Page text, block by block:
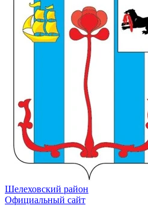
Шелеховский район
Официальный сайт